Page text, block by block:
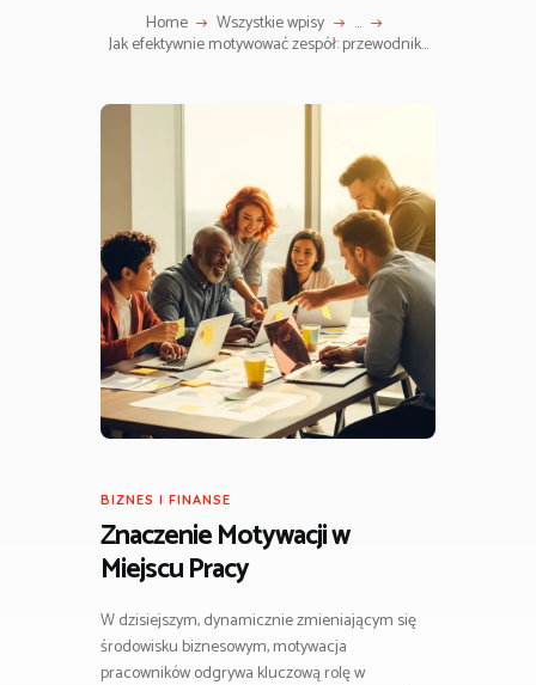
Home Wszystkie wpisy ...
Jak efektywnie motywować zespół: przewodnik...
BIZNES I FINANSE
Znaczenie Motywacji w
Miejscu Pracy
W dzisiejszym, dynamicznie zmieniającym się
środowisku biznesowym, motywacja
pracowników odgrywa kluczową rolę w